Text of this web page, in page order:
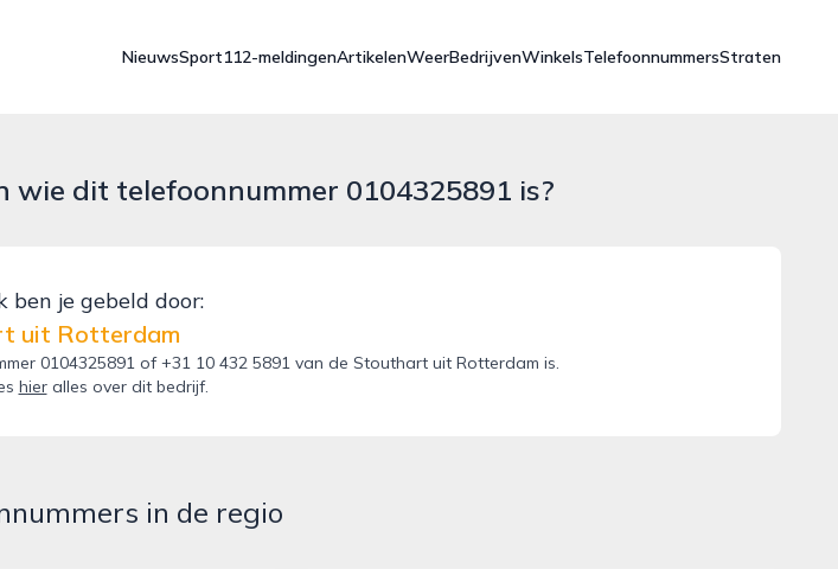
NieuwsSport112-meldingenArtikelenWeerBedrijvenWinkelsTelefoonnummersStraten
wie dit telefoonnummer 0104325891 is?
ben je gebeld door:
uit Rotterdam
0104325891 of +31 10 432 5891 van de Stouthart uit Rotterdam is.
hieralles over dit bedrijf.
in de regio